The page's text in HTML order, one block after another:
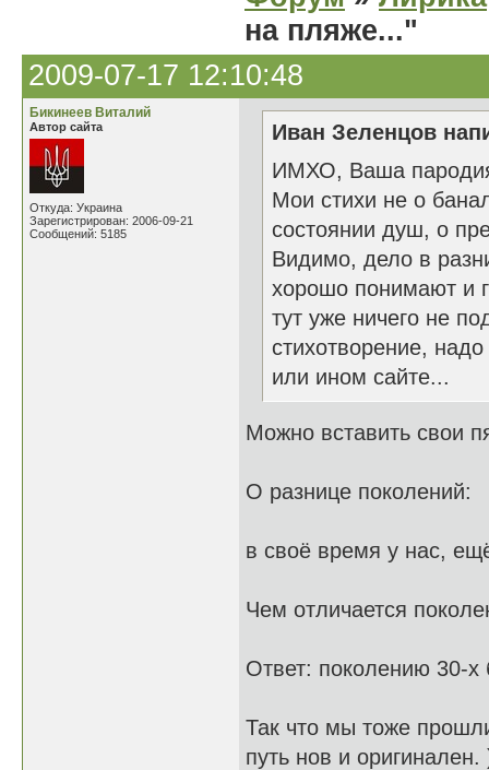
на пляже..."
2009-07-17 12:10:48
Бикинеев Виталий
Автор сайта
Откуда: Украина
Зарегистрирован: 2006-09-21
Сообщений: 5185
Иван Зеленцов
ИМХО, Ваша пародия
Мои стихи не о
состоянии душ, о
Видимо, дело в
хорошо понимают и
тут уже ничего не
стихотворение,
или ином сайте...
Можно вставить свои
О разнице поколений:
в своё время у нас,
Чем отличается
Ответ: поколению 30-х
Так что мы тоже
путь нов и оригинален.